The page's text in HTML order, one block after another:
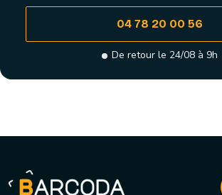
04 78 20 00 56
De retour le 24/08 à 9h